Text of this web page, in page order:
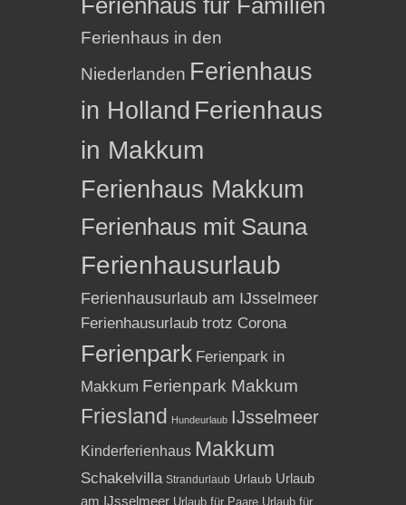
Ferienhaus in den
Niederlanden Ferienhaus
in Holland Ferienhaus
in Makkum
Ferienhaus Makkum
Ferienhaus mit Sauna
Ferienhausurlaub
Ferienhausurlaub am IJsselmeer
Ferienhausurlaub trotz Corona
Ferienpark Ferienpark in
Makkum Ferienpark Makkum
Friesland Hundeurlaub IJsselmeer
Kinderferienhaus Makkum
Schakelvilla Strandurlaub Urlaub Urlaub
am IJsselmeer Urlaub für Paare Urlaub für